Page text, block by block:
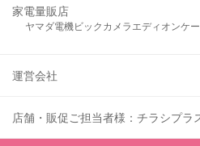
家電量販店
ヤマダ電機ビックカメラ エディオンケ
運営会社
店舗・販促ご担当者様：チラシプラ